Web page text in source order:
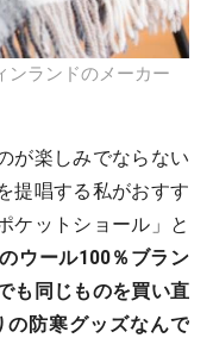
ンランドのメーカー
が楽しみでならない
提唱する私がおすす
ケットショール」と
ウール100％ブラン
も同じものを買い直
の防寒グッズなんで